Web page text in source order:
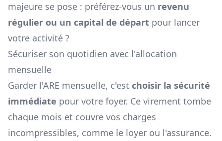
majeure se pose : préférez-vous un revenu
régulier ou un capital de départ pour lancer
votre activité ?
Sécuriser son quotidien avec l'allocation
mensuelle
Garder l'ARE mensuelle, c'est choisir la sécurité
immédiate pour votre foyer. Ce virement tombe
chaque mois et couvre vos charges
incompressibles, comme le loyer ou l'assurance.